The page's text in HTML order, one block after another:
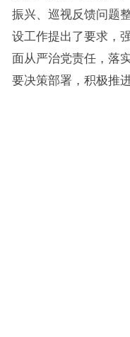
振兴、巡视反馈问题
设工作提出了要求，
面从严治党责任，落
要决策部署，积极推